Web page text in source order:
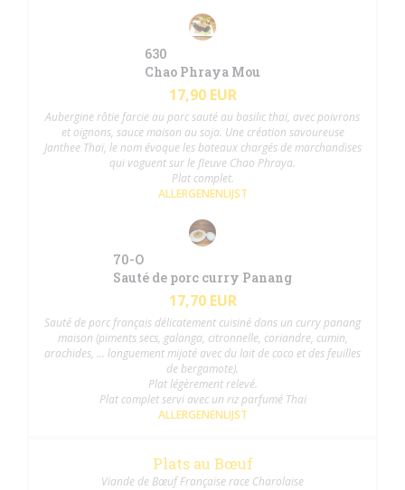
630
Chao Phraya Mou
17,90 EUR
Aubergine rôtie farcie au porc sauté au basilic thaï, avec poivrons
et oignons, sauce maison au soja. Une création savoureuse
Janthee Thaï, le nom évoque les bateaux chargés de marchandises
qui voguent sur le fleuve Chao Phraya.
Plat complet.
ALLERGENENLIJST
70-O
Sauté de porc curry Panang
17,70 EUR
Sauté de porc français délicatement cuisiné dans un curry panang
maison (piments secs, galanga, citronnelle, coriandre, cumin,
arachides, ... longuement mijoté avec du lait de coco et des feuilles
de bergamote).
Plat légèrement relevé.
Plat complet servi avec un riz parfumé Thaï
ALLERGENENLIJST
Plats au Bœuf
Viande de Bœuf Française race Charolaise